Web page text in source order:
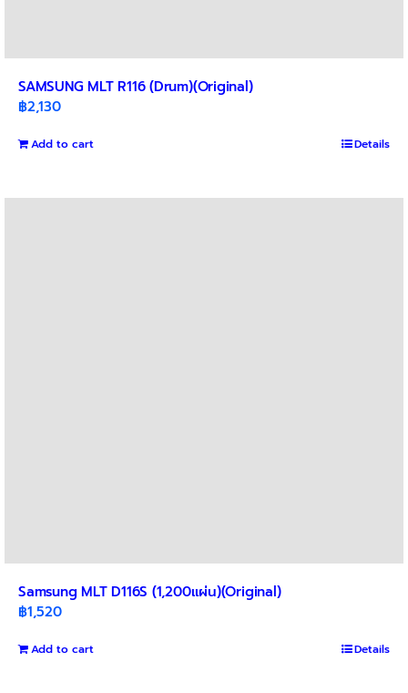
SAMSUNG MLT R116 (Drum)(Original)
฿2,130
Add to cart Details
Samsung MLT D116S (1,200แผ่น)(Original)
฿1,520
Add to cart Details